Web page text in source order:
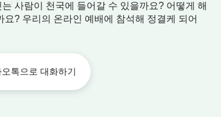
사람이 천국에 들어갈 수 있을까요? 어떻게 해
? 우리의 온라인 예배에 참석해 정결케 되어
오톡으로 대화하기